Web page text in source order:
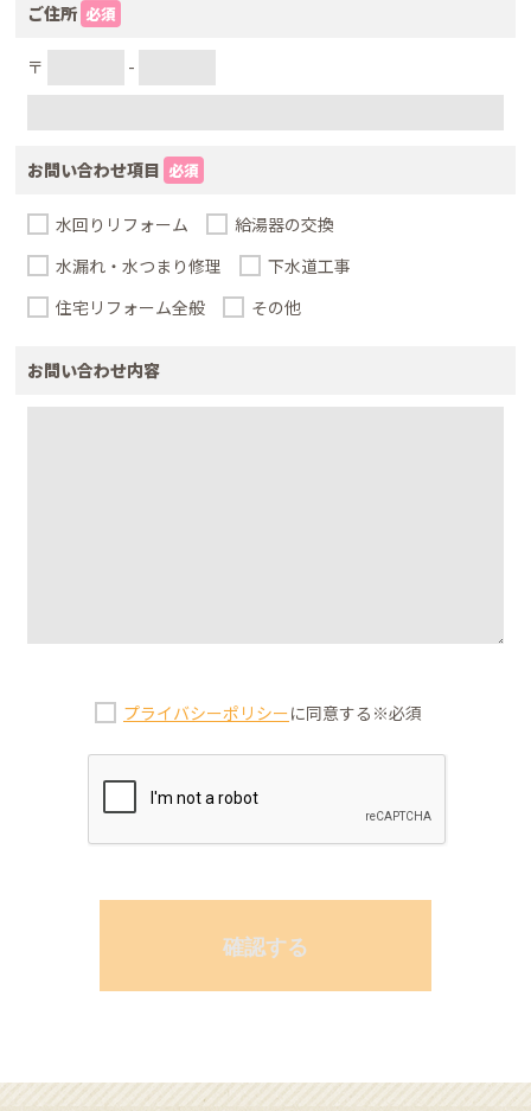
ご住所 必須
〒 -
お問い合わせ項目 必須
水回りリフォーム
給湯器の交換
水漏れ・水つまり修理
下水道工事
住宅リフォーム全般
その他
お問い合わせ内容
プライバシーポリシーに同意する ※必須